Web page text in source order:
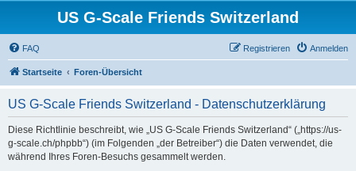
US G-Scale Friends Switzerland
FAQ Anmelden
Registrieren
Startseite Foren-Übersicht
US G-Scale Friends Switzerland - Datenschutzerklärung
Diese Richtlinie beschreibt, wie „US G-Scale Friends Switzerland“ („https://us-
g-scale.ch/phpbb“) (im Folgenden „der Betreiber“) die Daten verwendet, die
während Ihres Foren-Besuchs gesammelt werden.